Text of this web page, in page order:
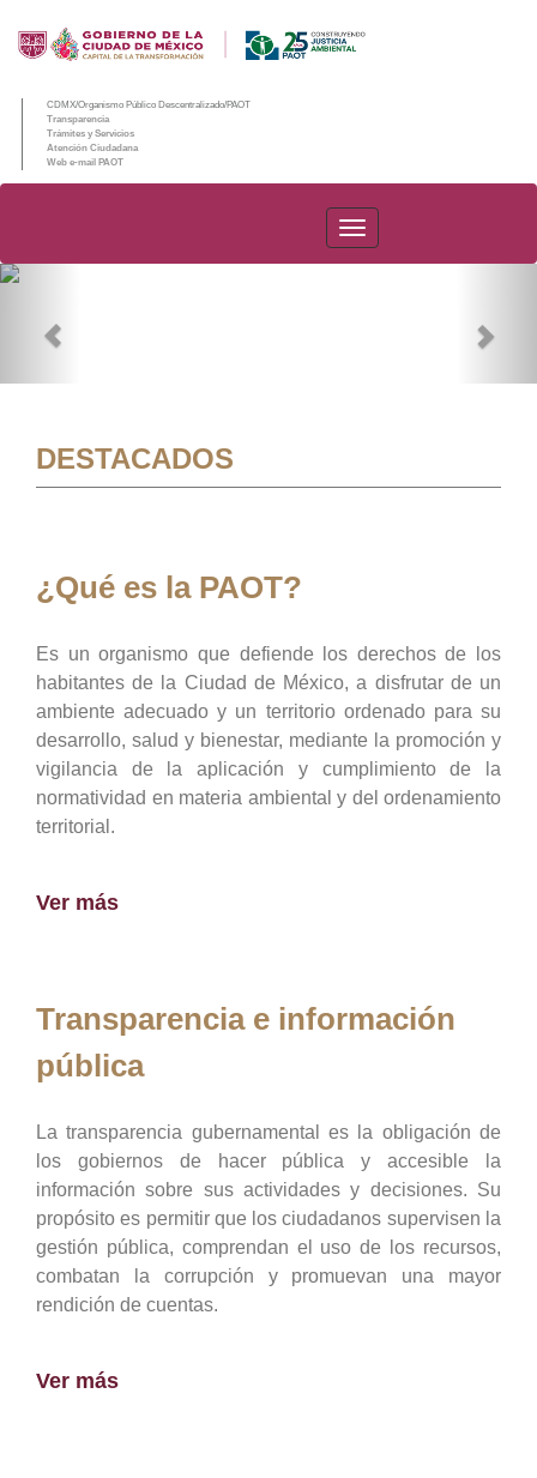
CDMX/Organismo Público Descentralizado/PAOT
Transparencia
Trámites y Servicios
Atención Ciudadana
Web e-mail PAOT
PAOT
DESTACADOS
¿Qué es la PAOT?
Es un organismo que defiende los derechos de los
habitantes de la Ciudad de México, a disfrutar de un
ambiente adecuado y un territorio ordenado para su
desarrollo, salud y bienestar, mediante la promoción y
vigilancia de la aplicación y cumplimiento de la
normatividad en materia ambiental y del ordenamiento
territorial.
Ver más
Transparencia e información
pública
La transparencia gubernamental es la obligación de
los gobiernos de hacer pública y accesible la
información sobre sus actividades y decisiones. Su
propósito es permitir que los ciudadanos supervisen la
gestión pública, comprendan el uso de los recursos,
combatan la corrupción y promuevan una mayor
rendición de cuentas.
Ver más